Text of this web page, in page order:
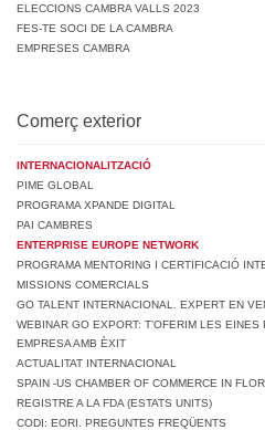
ELECCIONS CAMBRA VALLS 2023
FES-TE SOCI DE LA CAMBRA
EMPRESES CAMBRA
Comerç exterior
INTERNACIONALITZACIÓ
PIME GLOBAL
PROGRAMA XPANDE DIGITAL
PAI CAMBRES
ENTERPRISE EUROPE NETWORK
PROGRAMA MENTORING I CERTIFICACIÓ
MISSIONS COMERCIALS
GO TALENT INTERNACIONAL. EXPERT EN
WEBINAR GO EXPORT: T’OFERIM LES
EMPRESA AMB ÈXIT
ACTUALITAT INTERNACIONAL
SPAIN -US CHAMBER OF COMMERCE IN
REGISTRE A LA FDA (ESTATS UNITS)
CODI: EORI. PREGUNTES FREQÜENTS